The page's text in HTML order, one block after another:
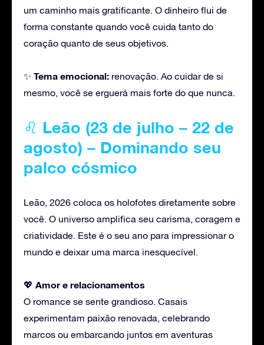
um caminho mais gratificante. O dinheiro flui de
forma constante quando você cuida tanto do
coração quanto de seus objetivos.
✨ Tema emocional: renovação. Ao cuidar de si
mesmo, você se erguerá mais forte do que nunca.
♌ Leão (23 de julho – 22 de
agosto) – Dominando seu
palco cósmico
Leão, 2026 coloca os holofotes diretamente sobre
você. O universo amplifica seu carisma, coragem e
criatividade. Este é o seu ano para impressionar o
mundo e deixar uma marca inesquecível.
💖 Amore relacionamentos
O romance se sente grandioso. Casais
experimentam paixão renovada, celebrando
marcos ou embarcando juntos em aventuras